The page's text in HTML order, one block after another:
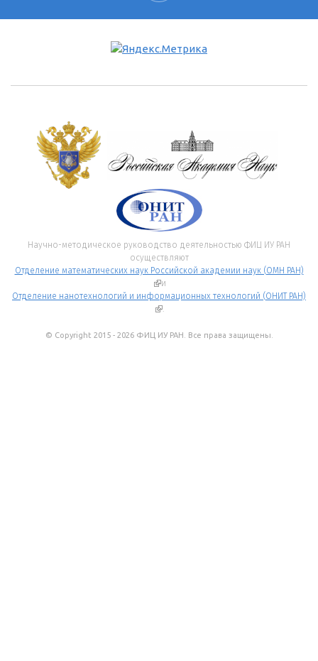
Научно-методическое руководство деятельностью ФИЦ ИУ РАН
осуществляют
Отделение математических наук Российской академии наук (ОМН РАН)
(внешняя ссылка)
и
Отделение нанотехнологий и информационных технологий (ОНИТ РАН)
(внешняя ссылка)
.
© Copyright 2015 - 2026 ФИЦ ИУ РАН. Все права защищены.